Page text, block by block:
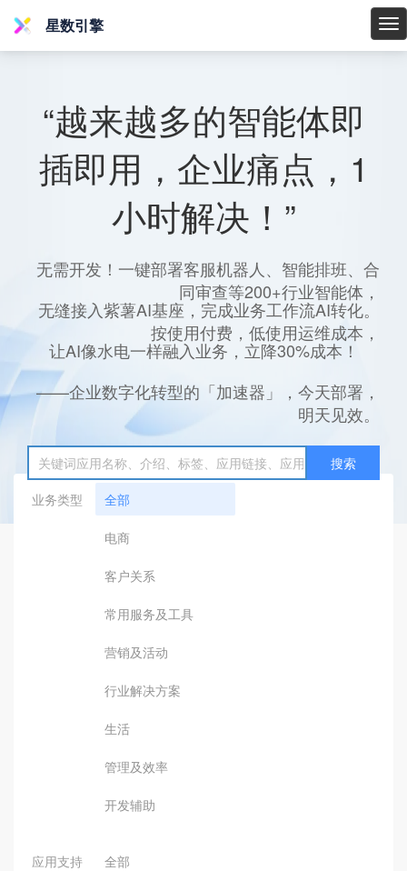
星
星数引擎
“越来越多的智能体即
插即用，企业痛点，1
小时解决！”
无需开发！一键部署客服机器人、智能排班、合
同审查等200+行业智能体，
无缝接入紫薯AI基座，完成业务工作流AI转化。
按使用付费，低使用运维成本，
让AI像水电一样融入业务，立降30%成本！
——企业数字化转型的「加速器」，今天部署，
明天见效。
搜索
业务类型
全部
电商
客户关系
常用服务及工具
营销及活动
行业解决方案
生活
管理及效率
开发辅助
应用支持 全部